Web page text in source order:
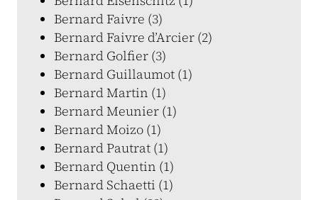
Bernard Faivre (3)
Bernard Faivre d’Arcier (2)
Bernard Golfier (3)
Bernard Guillaumot (1)
Bernard Martin (1)
Bernard Meunier (1)
Bernard Moizo (1)
Bernard Pautrat (1)
Bernard Quentin (1)
Bernard Schaetti (1)